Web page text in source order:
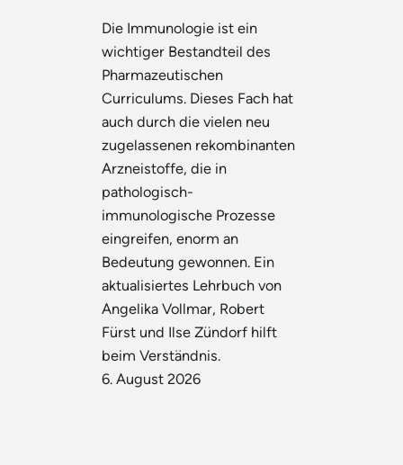
Die Immunologie ist ein
wichtiger Bestandteil des
Pharmazeutischen
Curriculums. Dieses Fach hat
auch durch die vielen neu
zugelassenen rekombinanten
Arzneistoffe, die in
pathologisch-
immunologische Prozesse
eingreifen, enorm an
Bedeutung gewonnen. Ein
aktualisiertes Lehrbuch von
Angelika Vollmar, Robert
Fürst und Ilse Zündorf hilft
beim Verständnis.
6. August 2026